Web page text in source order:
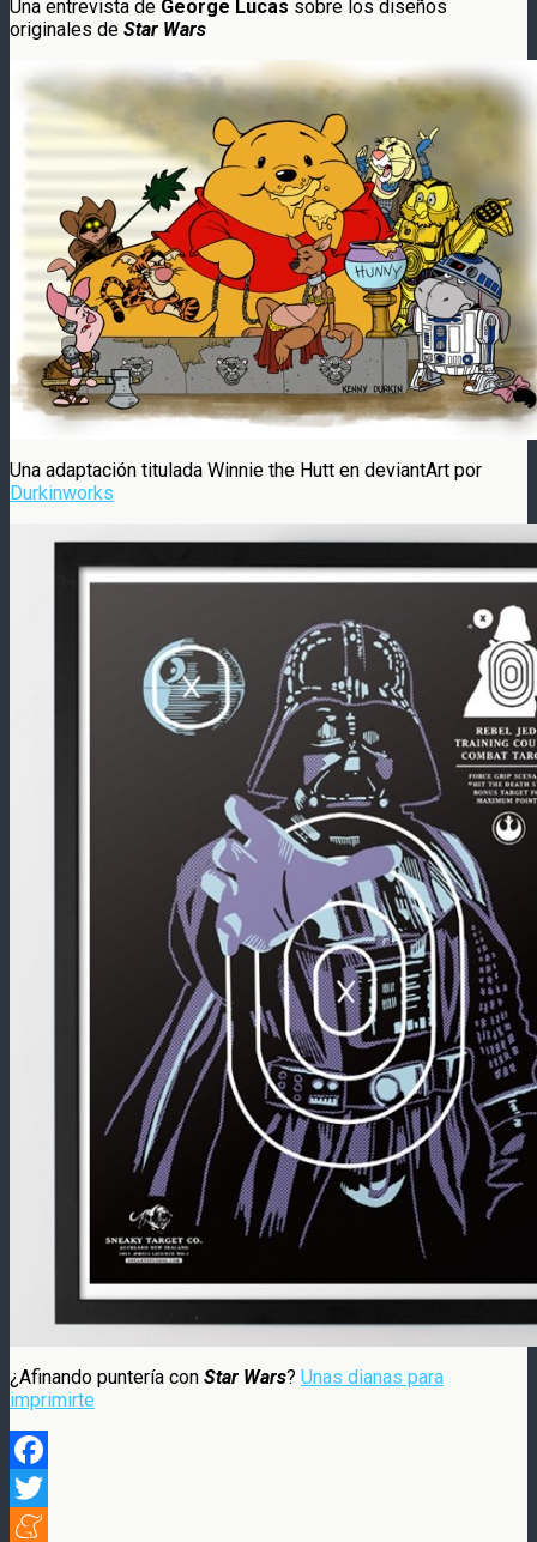
Una entrevista de George Lucas sobre los diseños
originales de Star Wars
Una adaptación titulada Winnie the Hutt en deviantArt por
Durkinworks
¿Afinando puntería con Star Wars? Unas dianas para
imprimirte
Facebook
Twitter